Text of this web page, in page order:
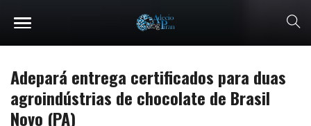
Adepará entrega certificados para duas
agroindústrias de chocolate de Brasil
Novo (PA)